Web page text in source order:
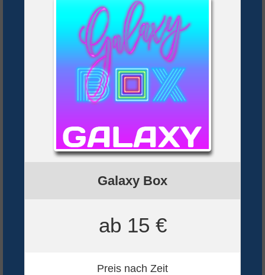
Galaxy Box
ab 15 €
Preis nach Zeit